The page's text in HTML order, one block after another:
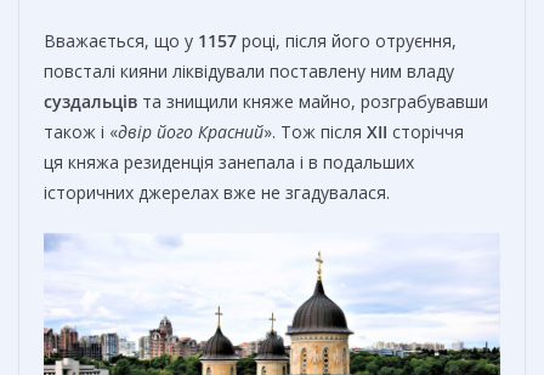
Вважається, що у 1157 році, після його отруєння,
повсталі кияни ліквідували поставлену ним владу
суздальців та знищили княже майно, розграбувавши
також і «двір його Красний». Тож після XII сторіччя
ця княжа резиденція занепала і в подальших
історичних джерелах вже не згадувалася.